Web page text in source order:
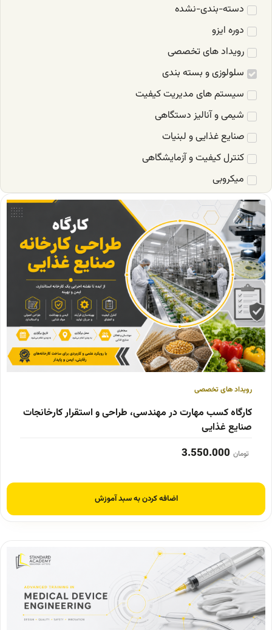
دسته-بندی-نشده
دوره ایزو
رویداد های تخصصی
سلولوزی و بسته بندی
سیستم های مدیریت کیفیت
شیمی و آنالیز دستگاهی
صنایع غذایی و لبنیات
کنترل کیفیت و آزمایشگاهی
میکروبی
رویداد های تخصصی
کارگاه کسب مهارت در مهندسی، طراحی و استقرار کارخانجات
صنایع غذایی
تومان 3.550.000
اضافه کردن به سبد آموزش